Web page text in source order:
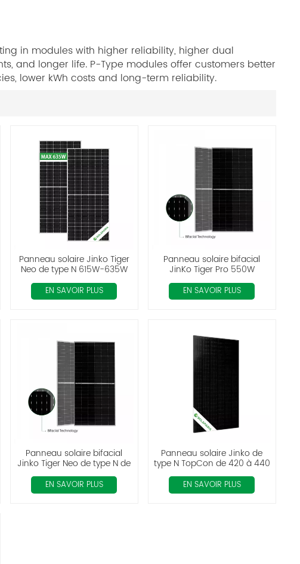
in modules with higher reliability, higher dual
and longer life. P-Type modules offer customers better
lower kWh costs and long-term reliability.
Panneau solaire Jinko Tiger
Neo de type N 615W-635W
monocristallin
EN SAVOIR PLUS
Panneau solaire bifacial
JinKo Tiger Pro 550W
EN SAVOIR PLUS
Panneau solaire bifacial
Jinko Tiger Neo de type N de
570 watts pour système
d'énergie solaire
EN SAVOIR PLUS
Panneau solaire Jinko de
type N TopCon de 420 à 440
watts, tout noir
EN SAVOIR PLUS